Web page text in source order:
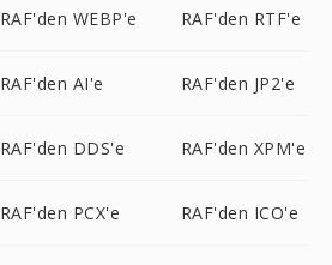
RAF'den WEBP'e RAF'den RTF'e
RAF'den AI'e RAF'den JP2'e
RAF'den DDS'e RAF'den XPM'e
RAF'den PCX'e RAF'den ICO'e